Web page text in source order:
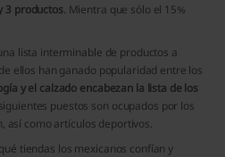
3 productos. Mientra que sólo el 15%
lista interminable de productos a
ellos han ganado popularidad entre los
y el calzado encabezan la lista de los
puestos son ocupados por los
así como artículos deportivos.
tiendas los mexicanos confían y